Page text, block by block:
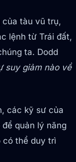
tàu vũ trụ,
lệnh từ Trái đất,
ta. Dodd
suy giảm nào về
các kỹ sư của
quản lý năng
có thể duy trì